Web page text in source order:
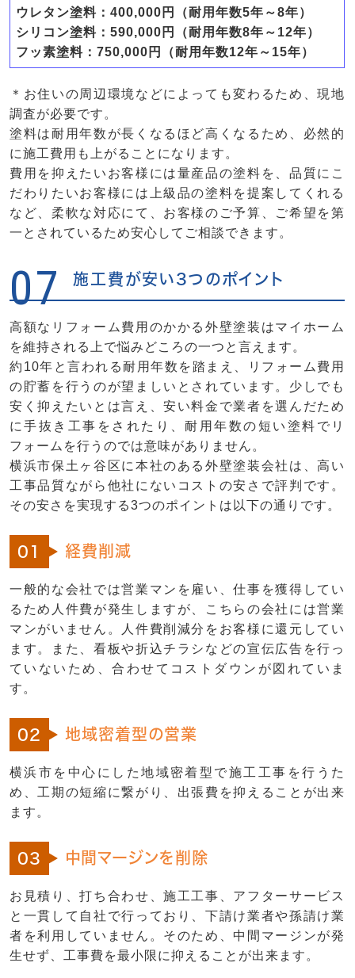
ウレタン塗料：400,000円（耐用年数5年～8年）
シリコン塗料：590,000円（耐用年数8年～12年）
フッ素塗料：750,000円（耐用年数12年～15年）
＊お住いの周辺環境などによっても変わるため、現地
調査が必要です。
塗料は耐用年数が長くなるほど高くなるため、必然的
に施工費用も上がることになります。
費用を抑えたいお客様には量産品の塗料を、品質にこ
だわりたいお客様には上級品の塗料を提案してくれる
など、柔軟な対応にて、お客様のご予算、ご希望を第
一とされているため安心してご相談できます。
07 施工費が安い3つのポイント
高額なリフォーム費用のかかる外壁塗装はマイホーム
を維持される上で悩みどころの一つと言えます。
約10年と言われる耐用年数を踏まえ、リフォーム費用
の貯蓄を行うのが望ましいとされています。少しでも
安く抑えたいとは言え、安い料金で業者を選んだため
に手抜き工事をされたり、耐用年数の短い塗料でリ
フォームを行うのでは意味がありません。
横浜市保土ヶ谷区に本社のある外壁塗装会社は、高い
工事品質ながら他社にないコストの安さで評判です。
その安さを実現する3つのポイントは以下の通りです。
01 経費削減
一般的な会社では営業マンを雇い、仕事を獲得してい
るため人件費が発生しますが、こちらの会社には営業
マンがいません。人件費削減分をお客様に還元してい
ます。また、看板や折込チラシなどの宣伝広告を行っ
ていないため、合わせてコストダウンが図れていま
す。
02 地域密着型の営業
横浜市を中心にした地域密着型で施工工事を行うた
め、工期の短縮に繋がり、出張費を抑えることが出来
ます。
03 中間マージンを削除
お見積り、打ち合わせ、施工工事、アフターサービス
と一貫して自社で行っており、下請け業者や孫請け業
者を利用していません。そのため、中間マージンが発
生せず、工事費を最小限に抑えることが出来ます。